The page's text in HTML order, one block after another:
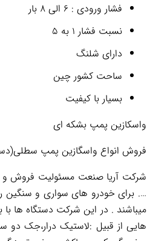
فشار ورودی : ۶ الی ۸ بار
نسبت فشار ۱ به ۵
دارای شلنگ
ساحت کشور چین
بسیار با کیفیت
واسکازین پمپ بشکه ای
فروش انواع واسگازین پمپ
شرکت آریا صنعت مسئولیت فروش و
…. برای خودرو های سواری و سنگین
میباشند . در این شرکت دستگاه ها
هایی از قبیل :لاستیک درار،جک دو